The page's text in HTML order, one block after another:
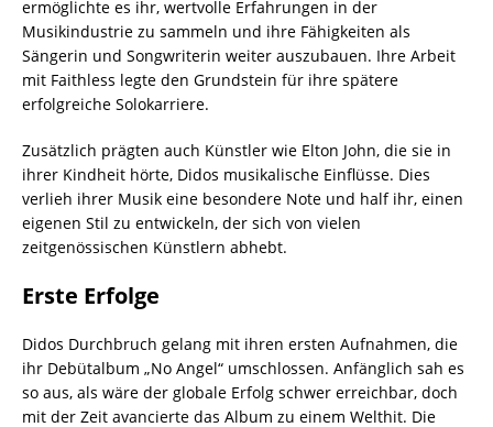
ermöglichte es ihr, wertvolle Erfahrungen in der
Musikindustrie zu sammeln und ihre Fähigkeiten als
Sängerin und Songwriterin weiter auszubauen. Ihre Arbeit
mit Faithless legte den Grundstein für ihre spätere
erfolgreiche Solokarriere.
Zusätzlich prägten auch Künstler wie Elton John, die sie in
ihrer Kindheit hörte, Didos musikalische Einflüsse. Dies
verlieh ihrer Musik eine besondere Note und half ihr, einen
eigenen Stil zu entwickeln, der sich von vielen
zeitgenössischen Künstlern abhebt.
Erste Erfolge
Didos Durchbruch gelang mit ihren ersten Aufnahmen, die
ihr Debütalbum „No Angel“ umschlossen. Anfänglich sah es
so aus, als wäre der globale Erfolg schwer erreichbar, doch
mit der Zeit avancierte das Album zu einem Welthit. Die